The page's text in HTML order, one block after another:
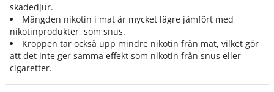
FAQ
skadedjur.
Mängden nikotin i mat är mycket lägre jämfört med
nikotinprodukter, som snus.
Kroppen tar också upp mindre nikotin från mat, vilket gör
att det inte ger samma effekt som nikotin från snus eller
cigaretter.